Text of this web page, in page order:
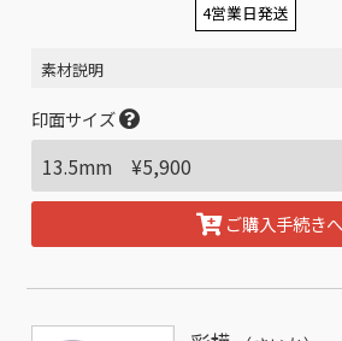
4営業日発送
素材説明
印面サイズ
ご購入手続きへ